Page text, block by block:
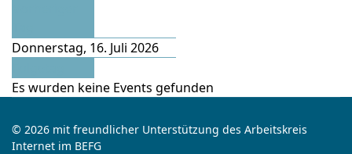
Donnerstag, 16. Juli 2026
Es wurden keine Events gefunden
© 2026 mit freundlicher Unterstützung des Arbeitskreis
Internet im BEFG